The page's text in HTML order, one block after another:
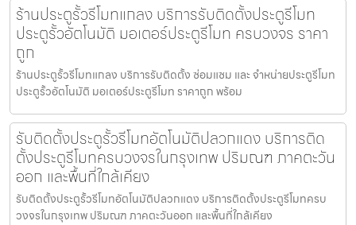
ร้านประตูรั้วรีโมทแกลง บริการรับติดตั้งประตูรีโมท
ประตูรั้วอัตโนมัติ มอเตอร์ประตูรีโมท ครบวงจร ราคา
ถูก
ร้านประตูรั้วรีโมทแกลง บริการรับติดตั้ง ซ่อมแซม และ จำหน่ายประตูรีโมท
ประตูรั้วอัตโนมัติ มอเตอร์ประตูรีโมท ราคาถูก พร้อม
รับติดตั้งประตูรั้วรีโมทอัตโนมัติปลวกแดง บริการติด
ตั้งประตูรีโมทครบวงจรในกรุงเทพ ปริมณฑ ภาคตะวัน
ออก และพื้นที่ใกล้เคียง
รับติดตั้งประตูรั้วรีโมทอัตโนมัติปลวกแดง บริการติดตั้งประตูรีโมทครบ
วงจรในกรุงเทพ ปริมณฑ ภาคตะวันออก และพื้นที่ใกล้เคียง